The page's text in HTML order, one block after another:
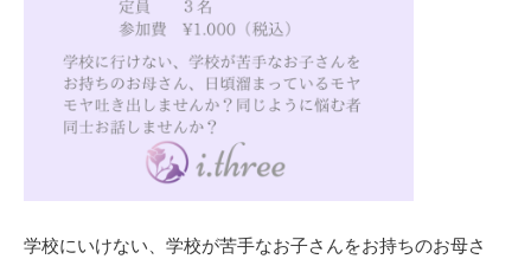
学校にいけない、学校が苦手なお子さんをお持ちのお母さ